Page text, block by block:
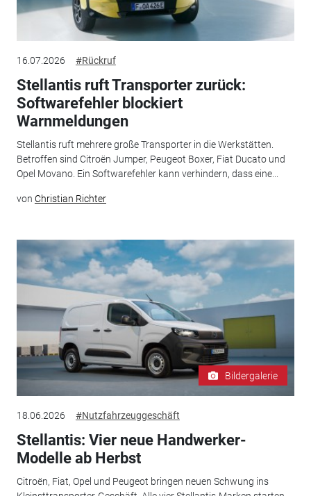
16.07.2026 #Rückruf
Stellantis ruft Transporter zurück:
Softwarefehler blockiert
Warnmeldungen
Stellantis ruft mehrere große Transporter in die Werkstätten.
Betroffen sind Citroën Jumper, Peugeot Boxer, Fiat Ducato und
Opel Movano. Ein Softwarefehler kann verhindern, dass eine...
von Christian Richter
Bildergalerie
18.06.2026 #Nutzfahrzeuggeschäft
Stellantis: Vier neue Handwerker-
Modelle ab Herbst
Citroën, Fiat, Opel und Peugeot bringen neuen Schwung ins